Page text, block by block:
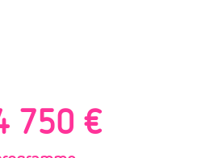
750 €